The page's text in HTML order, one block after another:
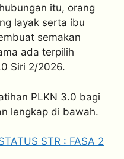
itu, orang
layak serta ibu
semakan
ada terpilih
Siri 2/2026.
PLKN 3.0 bagi
lengkap di bawah.
STR : FASA 2